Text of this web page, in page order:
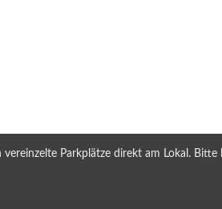
Parkplätze direkt am Lokal.